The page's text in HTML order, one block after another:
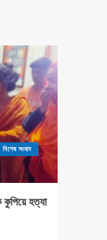
বিশেষ সংবাদ
কুপিয়ে হত্যা